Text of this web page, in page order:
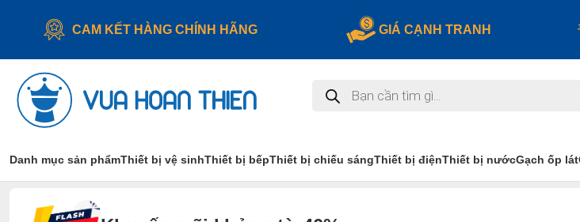
CAM KẾT HÀNG CHÍNH HÃNG GIÁ CẠNH TRANH
kiếm
sản
Danh mục sản phẩmThiết bị vệ sinhThiết bị bếpThiết bị chiếu sángThiết bị điệnThiết bị nướcGạch ốp lát